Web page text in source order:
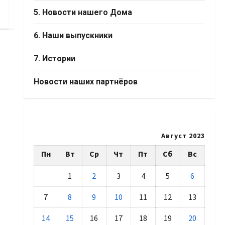
5. Новости нашего Дома
6. Наши выпускники
7. Истории
Новости наших партнёров
Август 2023
Пн Вт Ср Чт Пт Сб Вс
1 2 3 4 5 6
7 8 9 10 11 12 13
14 15 16 17 18 19 20